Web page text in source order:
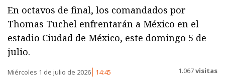
En octavos de final, los comandados por
Thomas Tuchel enfrentarán a México en el
estadio Ciudad de México, este domingo 5 de
julio.
Miércoles 1 de julio de 2026 14:45 1.067visitas